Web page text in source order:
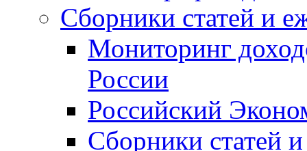
Сборники статей и
Мониторинг
России
Российский
Сборники статей